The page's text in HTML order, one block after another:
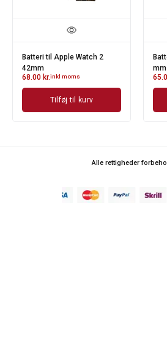
Batteri til Apple Watch 2
42mm
68.00 kr.inkl moms
Tilføj til kurv
Alle rettigheder